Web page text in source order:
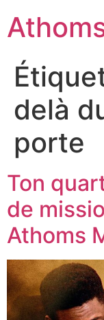
delà
porte
Ton
de
Athoms